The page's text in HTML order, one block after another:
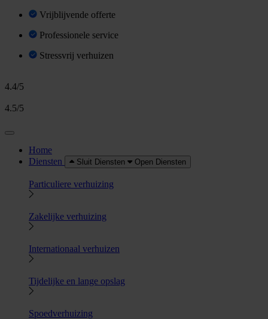
Vrijblijvende offerte
Professionele service
Stressvrij verhuizen
4.4/5
4.5/5
Home
Diensten
Sluit Diensten Open Diensten
Particuliere verhuizing
Zakelijke verhuizing
Internationaal verhuizen
Tijdelijke en lange opslag
Spoedverhuizing